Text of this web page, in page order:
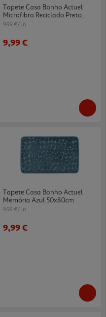
Tapete Casa Banho Actuel
Microfibra Reciclado Preto
50x80cm
9.99 €/un
9,99 €
Tapete Casa Banho Actuel
Memória Azul 50x80cm
9.99 €/un
9,99 €